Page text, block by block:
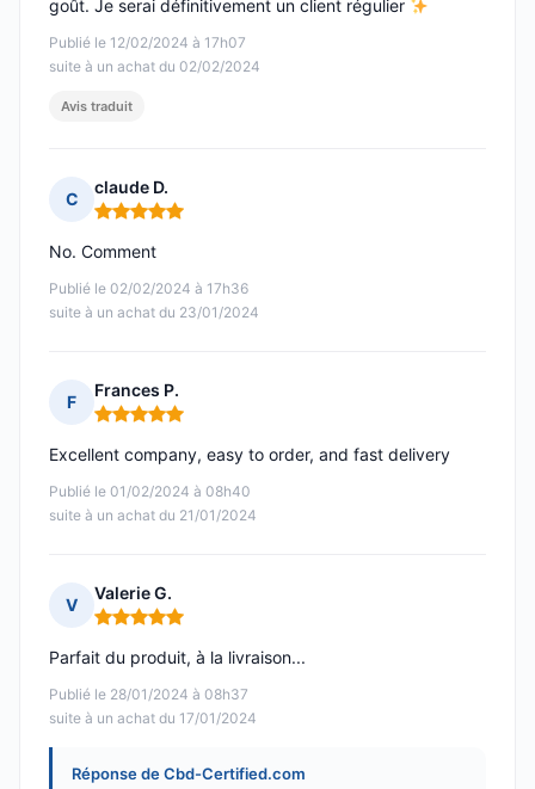
Publié le 12/02/2024 à 17h07
suite à un achat du 02/02/2024
goût. Je serai définitivement un client régulier
Avis traduit
C
claude D.
Note : 5 sur 5
Publié le 02/02/2024 à 17h36
suite à un achat du 23/01/2024
No. Comment
F
Frances P.
Note : 5 sur 5
Publié le 01/02/2024 à 08h40
suite à un achat du 21/01/2024
Excellent company, easy to order, and fast delivery
V
Valerie G.
Note : 5 sur 5
Publié le 28/01/2024 à 08h37
suite à un achat du 17/01/2024
Parfait du produit, à la livraison...
Réponse de Cbd-Certified.com